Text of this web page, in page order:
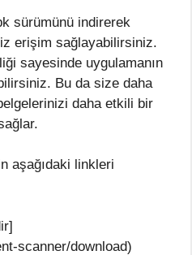
sürümünü indirerek
erişim sağlayabilirsiniz.
sayesinde uygulamanın
Bu da size daha
daha etkili bir
aşağıdaki linkleri
scanner/download)